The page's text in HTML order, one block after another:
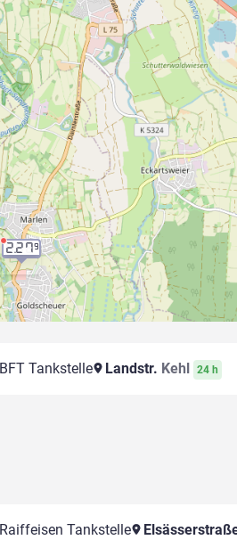
2.279
BFT Tankstelle Landstr. Kehl 24 h
Raiffeisen Tankstelle